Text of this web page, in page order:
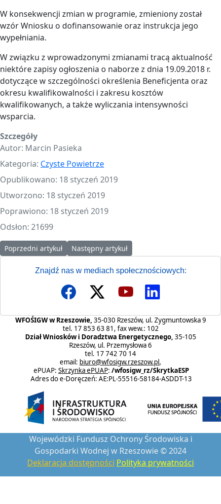
W konsekwencji zmian w programie, zmieniony został
wzór Wniosku o dofinansowanie oraz instrukcja jego
wypełniania.
W związku z wprowadzonymi zmianami tracą aktualność
niektóre zapisy ogłoszenia o naborze z dnia 19.09.2018 r.
dotyczące w szczególności określenia Beneficjenta oraz
okresu kwalifikowalności i zakresu kosztów
kwalifikowanych, a także wyliczania intensywności
wsparcia.
Szczegóły
Autor: Marcin Pasieka
Kategoria: Czyste Powietrze
Opublikowano: 18 styczeń 2019
Utworzono: 18 styczeń 2019
Poprawiono: 18 styczeń 2019
Odsłon: 21699
Poprzedni artykuł: Ważna informacja dotycząca PP "Czyste
Poprzedni artykuł Następny artykuł: Wstrzymanie naboru
Następny artykuł
Znajdź nas w mediach społecznościowych:
WFOŚIGW w Rzeszowie, 35-030 Rzeszów, ul. Zygmuntowska 9
tel. 17 853 63 81, fax wew.: 102
Dział Wniosków i Doradztwa Energetycznego, 35-105
Rzeszów, ul. Przemysłowa 6
tel. 17 742 70 14
email: biuro@wfosigw.rzeszow.pl,
ePUAP: Skrzynka ePUAP: /wfosigw_rz/SkrytkaESP
Adres do e-Doręczeń: AE:PL-55516-58184-ASDDT-13
Wojewódzki Fundusz Ochrony Środowiska i
Gospodarki Wodnej w Rzeszowie © 2024
Deklaracja dostępności Polityka prywatności